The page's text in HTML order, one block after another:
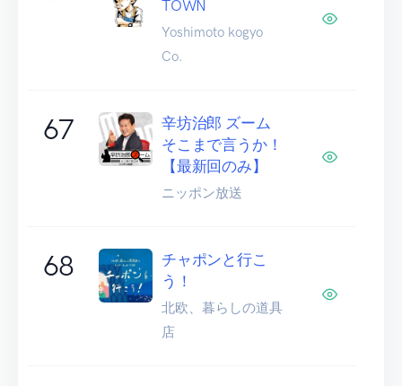
TOWN
Yoshimoto kogyo
Co.
67
辛坊治郎 ズーム
そこまで言うか！
【最新回のみ】
ニッポン放送
68
チャポンと行こ
う！
北欧、暮らしの道具
店